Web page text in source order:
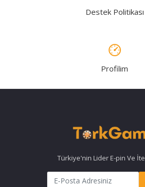
Destek Politikası
Profilim
Türkiye'nin Lider E-pin Ve